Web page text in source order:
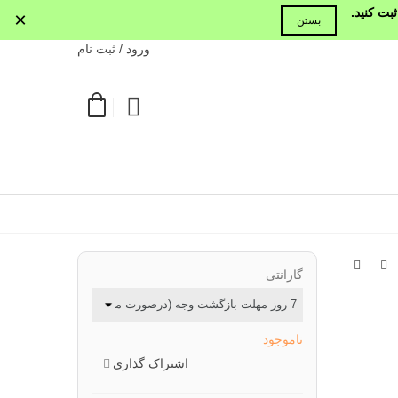
کنید.
بستن ×
ورود / ثبت نام
گارانتی
ناموجود
اشتراک گذاری